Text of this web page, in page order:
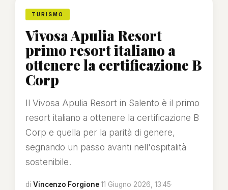
TURISMO
Vivosa Apulia Resort
primo resort italiano a
ottenere la certificazione B
Corp
Il Vivosa Apulia Resort in Salento è il primo
resort italiano a ottenere la certificazione B
Corp e quella per la parità di genere,
segnando un passo avanti nell'ospitalità
sostenibile.
di Vincenzo Forgione·11 Giugno 2026, 13:45·